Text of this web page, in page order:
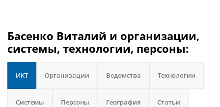
Басенко Виталий и организации,
системы, технологии, персоны:
ИКТ Организации Ведомства Технологии
Системы Персоны География Статьи